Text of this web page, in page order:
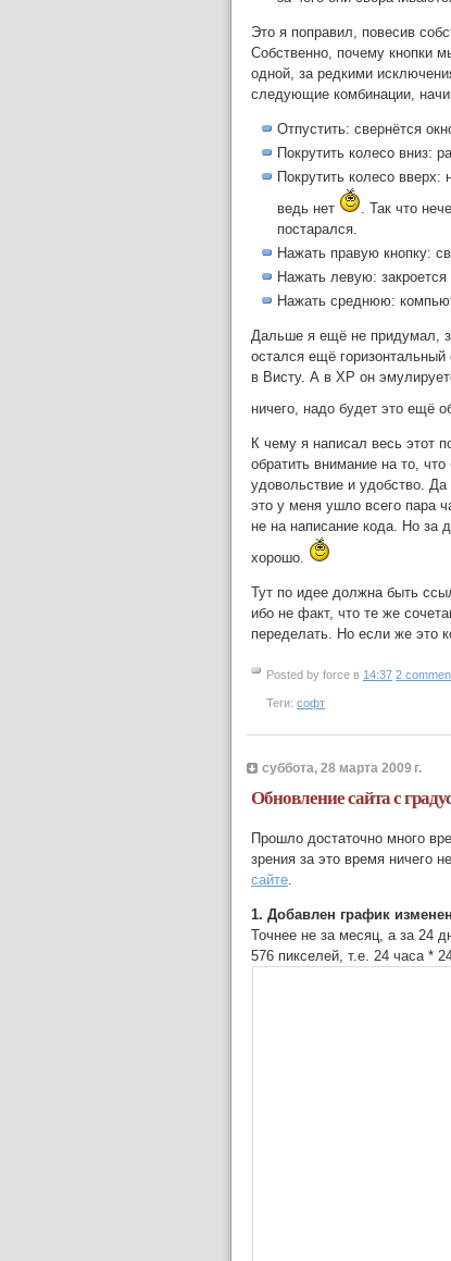
Это я поправил, повесив
Собственно, почему кнопки
одной, за редкими
следующие комбинации,
Отпустить: свернётся
Покрутить колесо вниз:
Покрутить колесо
ведь нет
. Так что
постарался.
Нажать правую кнопку:
Нажать левую:
Нажать среднюю:
Дальше я ещё не придумал,
остался ещё горизонтальный
в Висту. А в XP он
ничего, надо будет это ещё
К чему я написал весь этот
обратить внимание на то,
удовольствие и удобство.
это у меня ушло всего пара
не на написание кода. Но
хорошо.
Тут по идее должна быть
ибо не факт, что те же
переделать. Но если же это
Posted by force в 14:37 2
Теги: софт
суббота, 28 марта 2009 г.
Обновление сайта с
Прошло достаточно много
зрения за это время ничего
сайте.
1. Добавлен график
Точнее не за месяц, а за 24
576 пикселей, т.е. 24 часа *